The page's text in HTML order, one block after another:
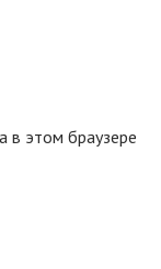
в этом браузере